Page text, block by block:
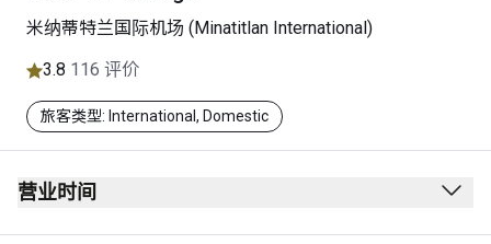
米纳蒂特兰国际机场 (Minatitlan International)
3.8 116 评价
旅客类型: International, Domestic
营业时间
Open daily - hours vary according to flight schedules.